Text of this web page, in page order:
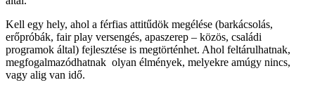
Kell egy hely, ahol a férfias attitűdök megélése (barkácsolás,
erőpróbák, fair play versengés, apaszerep – közös, családi
programok által) fejlesztése is megtörténhet. Ahol feltárulhatnak,
megfogalmazódhatnak olyan élmények, melyekre amúgy nincs,
vagy alig van idő.